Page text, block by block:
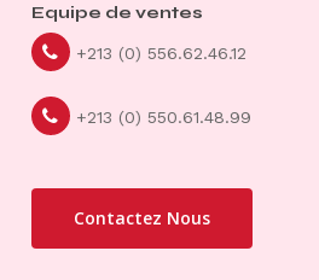
Equipe de ventes
+213 (0) 556.62.46.12​
+213 (0) 550.61.48.99
Contactez Nous